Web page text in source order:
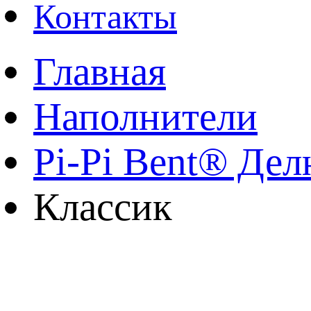
Контакты
Главная
Наполнители
Pi-Pi Bent®
Классик